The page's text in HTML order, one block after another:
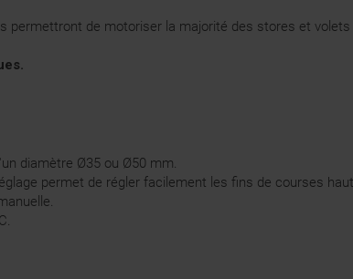
permettront de motoriser la majorité des stores et
diamètre Ø35 ou Ø50 mm.
permet de régler facilement les fins de courses